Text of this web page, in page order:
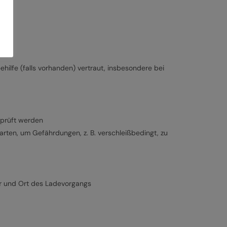
(falls vorhanden) vertraut, insbesondere bei
werden
um Gefährdungen, z. B. verschleißbedingt, zu
und Ort des Ladevorgangs